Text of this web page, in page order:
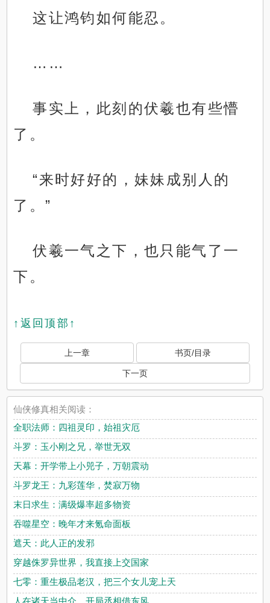
这让鸿钧如何能忍。
……
事实上，此刻的伏羲也有些懵
了。
“来时好好的，妹妹成别人的
了。”
伏羲一气之下，也只能气了一
下。
↑返回顶部↑
上一章 书页/目录
下一页
仙侠修真相关阅读：
全职法师：四祖灵印，始祖灾厄
斗罗：玉小刚之兄，举世无双
天幕：开学带上小兕子，万朝震动
斗罗龙王：九彩莲华，焚寂万物
末日求生：满级爆率超多物资
吞噬星空：晚年才来氪命面板
遮天：此人正的发邪
穿越侏罗异世界，我直接上交国家
七零：重生极品老汉，把三个女儿宠上天
人在诸天当中介，开局丞相借东风